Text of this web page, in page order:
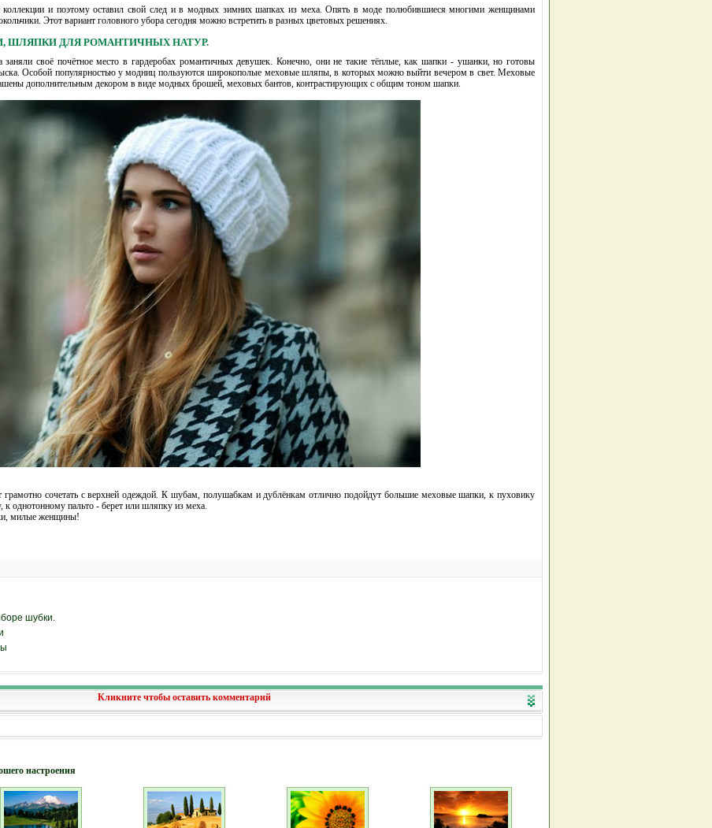
коллекции и поэтому оставил свой след и в модных зимних шапках из меха. Опять в моде полюбившиеся многими женщинами
Этот вариант головного убора сегодня можно встретить в разных цветовых решениях.
ШЛЯПКИ ДЛЯ РОМАНТИЧНЫХ НАТУР.
своё почётное место в гардеробах романтичных девушек. Конечно, они не такие тёплые, как шапки - ушанки, но готовы
Особой популярностью у модниц пользуются широкополые меховые шляпы, в которых можно выйти вечером в свет. Меховые
дополнительным декором в виде модных брошей, меховых бантов, контрастирующих с общим тоном шапки.
сочетать с верхней одеждой. К шубам, полушабкам и дублёнкам отлично подойдут большие меховые шапки, к пуховику
однотонному пальто - берет или шляпку из меха.
милые женщины!
шубки.
Кликните чтобы оставить комментарий
настроения